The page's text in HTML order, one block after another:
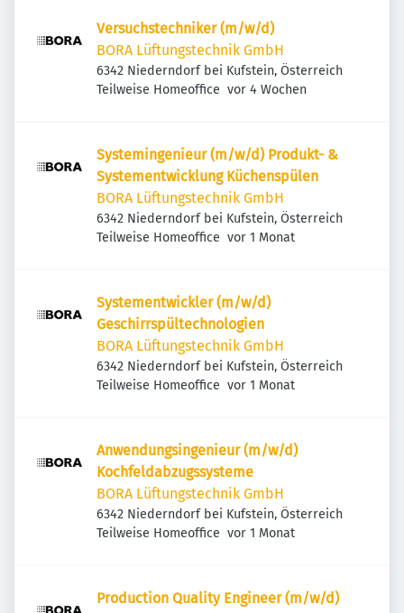
Versuchstechniker (m/w/d)
BORA Lüftungstechnik GmbH
6342 Niederndorf bei Kufstein, Österreich
Teilweise Homeoffice Veröffentlicht
vor 4 Wochen
Systemingenieur (m/w/d) Produkt- &
Systementwicklung Küchenspülen
BORA Lüftungstechnik GmbH
6342 Niederndorf bei Kufstein, Österreich
Teilweise Homeoffice Veröffentlicht
vor 1 Monat
Systementwickler (m/w/d)
Geschirrspültechnologien
BORA Lüftungstechnik GmbH
6342 Niederndorf bei Kufstein, Österreich
Teilweise Homeoffice Veröffentlicht
vor 1 Monat
Anwendungsingenieur (m/w/d)
Kochfeldabzugssysteme
BORA Lüftungstechnik GmbH
6342 Niederndorf bei Kufstein, Österreich
Teilweise Homeoffice Veröffentlicht
vor 1 Monat
Production Quality Engineer (m/w/d)